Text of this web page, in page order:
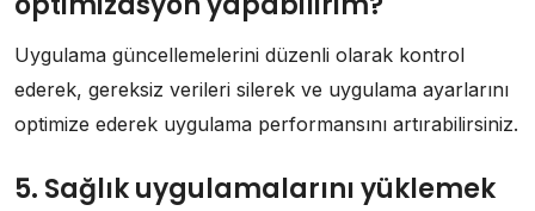
Uygulama güncellemelerini düzenli olarak kontrol
ederek, gereksiz verileri silerek ve uygulama ayarlarını
optimize ederek uygulama performansını artırabilirsiniz.
5. Sağlık uygulamalarını yüklemek